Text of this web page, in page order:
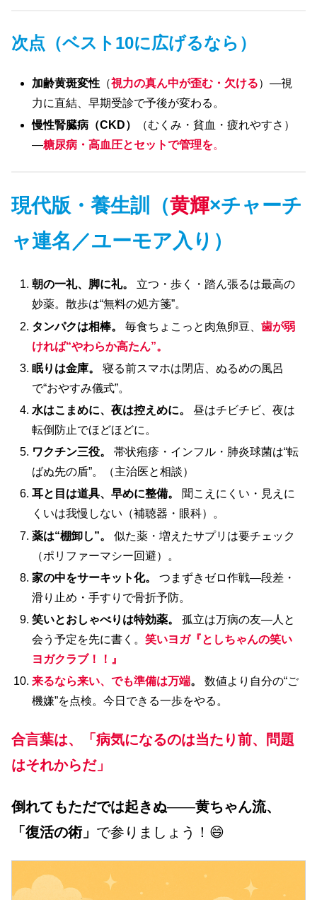
次点（ベスト10に広げるなら）
加齢黄斑変性 （視力の真ん中が歪む・欠ける）—視
力に直結、早期受診で予後が変わる。
慢性腎臓病（CKD）
（むくみ・貧血・疲れやすさ）
—糖尿病・高血圧とセットで管理を。
現代版・養生訓（黄輝×チャーチ
ャ連名／ユーモア入り）
朝の一礼、脚に礼。
立つ・歩く・踏ん張るは最高の
妙薬。散歩は“無料の処方箋”。
タンパクは相棒。
毎食ちょこっと肉魚卵豆、歯が弱
ければ“やわらか高たん”。
眠りは金庫。
寝る前スマホは閉店、ぬるめの風呂
で“おやすみ儀式”。
水はこまめに、夜は控えめに。
昼はチビチビ、夜は
転倒防止でほどほどに。
ワクチン三役。
帯状疱疹・インフル・肺炎球菌は“転
ばぬ先の盾”。（主治医と相談）
耳と目は道具、早めに整備。
聞こえにくい・見えに
くいは我慢しない（補聴器・眼科）。
薬は“棚卸し”。
似た薬・増えたサプリは要チェック
（ポリファーマシー回避）。
家の中をサーキット化。
つまずきゼロ作戦—段差・
滑り止め・手すりで骨折予防。
笑いとおしゃべりは特効薬。
孤立は万病の友—人と
会う予定を先に書く。笑いヨガ『としちゃんの笑い
ヨガクラブ！！』
来るなら来い、でも準備は万端。
数値より自分の“ご
機嫌”を点検。今日できる一歩をやる。
合言葉は、「病気になるのは当たり前、問題
はそれからだ」
倒れてもただでは起きぬ——黄ちゃん流、
「復活の術」 で参りましょう！😄